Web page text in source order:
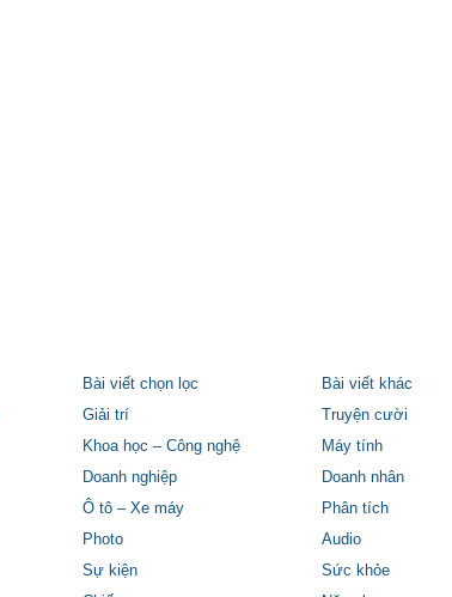
Bài viết chọn lọc Bài viết khác
Giải trí Truyện cười
Khoa học – Công nghệ Máy tính
Doanh nghiệp Doanh nhân
Ô tô – Xe máy Phân tích
Photo Audio
Sự kiện Sức khỏe